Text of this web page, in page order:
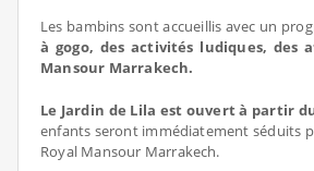
Les bambins sont accueillis avec un
à gogo, des activités ludiques,
Mansour Marrakech.
Le Jardin de Lila est ouvert à partir
enfants seront immédiatement séduits
Royal Mansour Marrakech.